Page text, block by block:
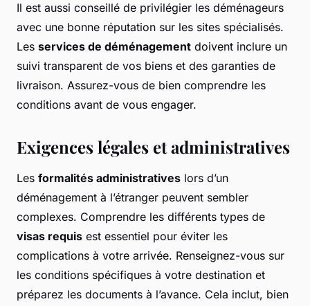
Il est aussi conseillé de privilégier les déménageurs
avec une bonne réputation sur les sites spécialisés.
Les services de déménagement doivent inclure un
suivi transparent de vos biens et des garanties de
livraison. Assurez-vous de bien comprendre les
conditions avant de vous engager.
Exigences légales et administratives
Les formalités administratives lors d’un
déménagement à l’étranger peuvent sembler
complexes. Comprendre les différents types de
visas requis est essentiel pour éviter les
complications à votre arrivée. Renseignez-vous sur
les conditions spécifiques à votre destination et
préparez les documents à l’avance. Cela inclut, bien